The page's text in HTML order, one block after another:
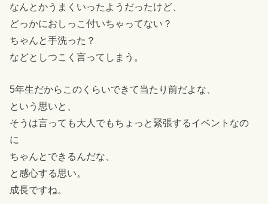
なんとかうまくいったようだったけど、
どっかにおしっこ付いちゃってない？
ちゃんと手洗った？
などとしつこく言ってしまう。
5年生だからこのくらいできて当たり前だよな、
という思いと、
そうは言っても大人でもちょっと緊張するイベントなの
に
ちゃんとできるんだな、
と感心する思い。
成長ですね。